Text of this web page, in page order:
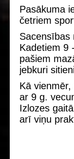
Pasākuma
četriem
Sacensības
Kadetiem 9
pašiem
jebkuri
Kā
ar 9 g.
Izlozes
arī viņu